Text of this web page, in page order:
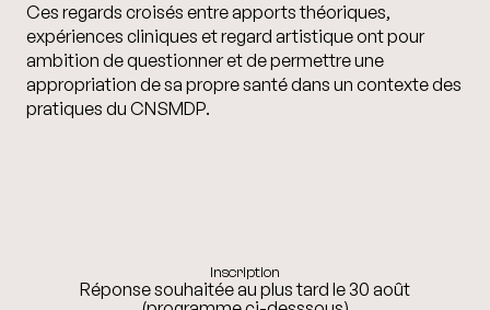
Ces regards croisés entre apports théoriques,
expériences cliniques et regard artistique ont pour
ambition de questionner et de permettre une
appropriation de sa propre santé dans un contexte des
pratiques du CNSMDP.
Inscription
Réponse souhaitée au plus tard le 30 août